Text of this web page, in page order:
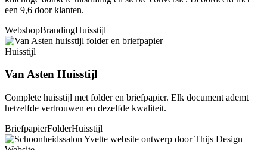
een 9,6 door klanten.
WebshopBrandingHuisstijl
Huisstijl
Van Asten Huisstijl
Complete huisstijl met folder en briefpapier. Elk document ademt
hetzelfde vertrouwen en dezelfde kwaliteit.
BriefpapierFolderHuisstijl